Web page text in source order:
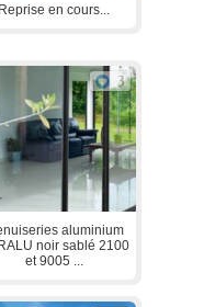
Reprise en cours...
3
aluminium
noir sablé 2100
et 9005 ...